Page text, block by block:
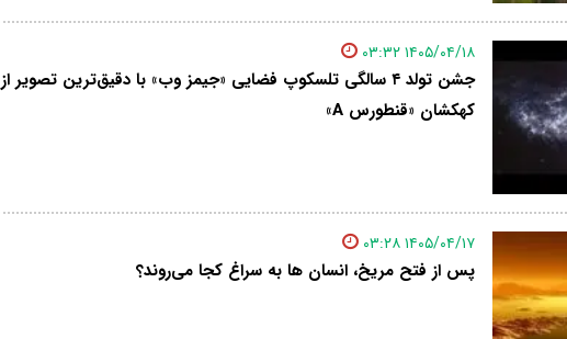
۱۴۰۵/۰۴/۱۸ ۰۳:۳۲
جشن تولد ۴ سالگی تلسکوپ فضایی «جیمز وب» با دقیق‌ترین تصویر از
کهکشان «قنطورس A»
۱۴۰۵/۰۴/۱۷ ۰۳:۲۸
پس از فتح مریخ، انسان ها به سراغ کجا می‌روند؟